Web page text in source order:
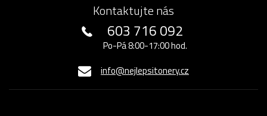
Kontaktujte nás
603 716 092
Po-Pá 8:00-17:00 hod.
info@nejlepsitonery.cz